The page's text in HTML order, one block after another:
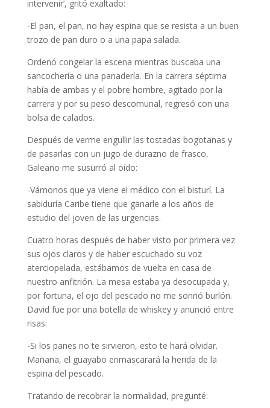
intervenir’, gritó exaltado:
-El pan, el pan, no hay espina que se resista a un buen
trozo de pan duro o a una papa salada.
Ordenó congelar la escena mientras buscaba una
sancochería o una panadería. En la carrera séptima
había de ambas y el pobre hombre, agitado por la
carrera y por su peso descomunal, regresó con una
bolsa de calados.
Después de verme engullir las tostadas bogotanas y
de pasarlas con un jugo de durazno de frasco,
Galeano me susurró al oído:
-Vámonos que ya viene el médico con el bisturí. La
sabiduría Caribe tiene que ganarle a los años de
estudio del joven de las urgencias.
Cuatro horas después de haber visto por primera vez
sus ojos claros y de haber escuchado su voz
aterciopelada, estábamos de vuelta en casa de
nuestro anfitrión. La mesa estaba ya desocupada y,
por fortuna, el ojo del pescado no me sonrió burlón.
David fue por una botella de whiskey y anunció entre
risas:
-Si los panes no te sirvieron, esto te hará olvidar.
Mañana, el guayabo enmascarará la herida de la
espina del pescado.
Tratando de recobrar la normalidad, pregunté: